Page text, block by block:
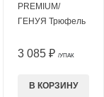
PREMIUM/
ГЕНУЯ Трюфель
3 085 ₽ /УПАК
В КОРЗИНУ